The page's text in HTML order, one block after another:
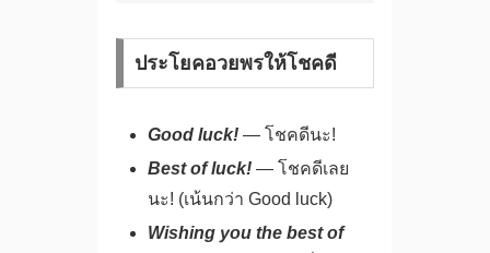
ประโยคอวยพรให้โชคดี
Good luck!— โชคดีนะ!
Best of luck!— โชคดีเลย
นะ! (เน้นกว่า Good luck)
Wishing you the best of